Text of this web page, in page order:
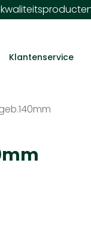
Klantenservice